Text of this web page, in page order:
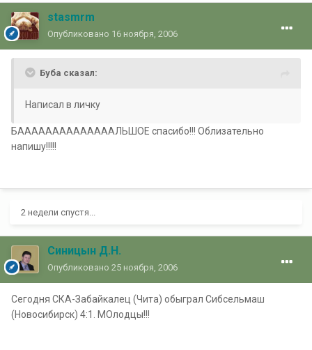
stasmrm
Опубликовано 16 ноября, 2006
Буба сказал:
Написал в личку
БААААААААААААААЛЬШОЕ спасибо!!! Облизательно
напишу!!!!!
2 недели спустя...
Синицын Д.Н.
Опубликовано 25 ноября, 2006
Сегодня СКА-Забайкалец (Чита) обыграл Сибсельмаш
(Новосибирск) 4:1. МОлодцы!!!